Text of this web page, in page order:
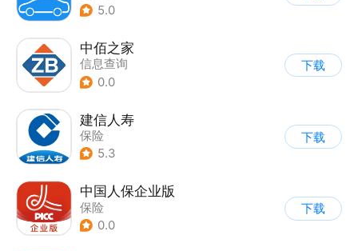
5.0
中佰之家
信息查询
0.0
下载
建信人寿
保险
5.3
下载
中国人保企业版
保险
0.0
下载